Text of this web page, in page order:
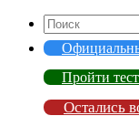
Пройти тест
Остались